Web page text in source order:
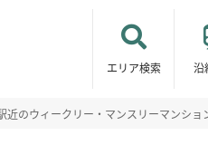
エリア検索 沿
近のウィークリー・マンスリーマンショ